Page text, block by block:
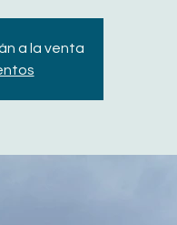
a la venta